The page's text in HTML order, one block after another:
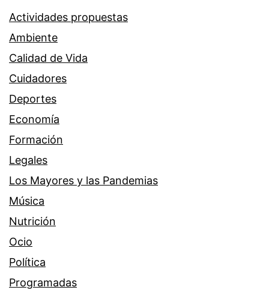
Actividades propuestas
Ambiente
Calidad de Vida
Cuidadores
Deportes
Economía
Formación
Legales
Los Mayores y las Pandemias
Música
Nutrición
Ocio
Política
Programadas